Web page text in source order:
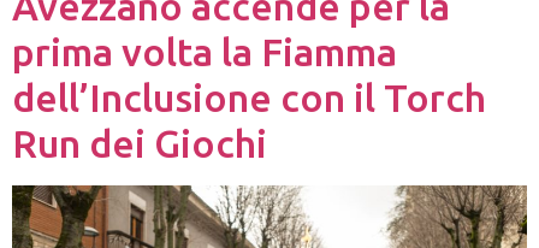
prima volta la Fiamma
dell’Inclusione con il Torch
Run dei Giochi